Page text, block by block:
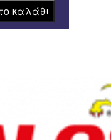
καλάθι